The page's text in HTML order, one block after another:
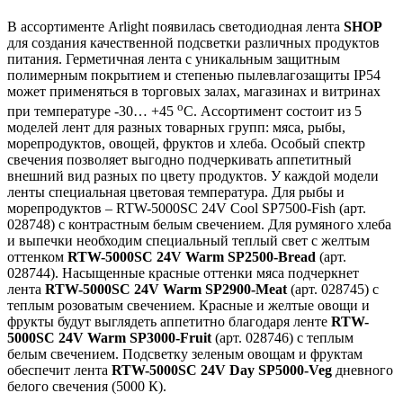
В ассортименте Arlight появилась светодиодная лента SHOP
для создания качественной подсветки различных продуктов
питания. Герметичная лента с уникальным защитным
полимерным покрытием и степенью пылевлагозащиты IP54
может применяться в торговых залах, магазинах и витринах
при температуре -30… +45 oС. Ассортимент состоит из 5
моделей лент для разных товарных групп: мяса, рыбы,
морепродуктов, овощей, фруктов и хлеба. Особый спектр
свечения позволяет выгодно подчеркивать аппетитный
внешний вид разных по цвету продуктов. У каждой модели
ленты специальная цветовая температура. Для рыбы и
морепродуктов – RTW-5000SC 24V Cool SP7500-Fish (арт.
028748) с контрастным белым свечением. Для румяного хлеба
и выпечки необходим специальный теплый свет с желтым
оттенком RTW-5000SC 24V Warm SP2500-Bread (арт.
028744). Насыщенные красные оттенки мяса подчеркнет
лента RTW-5000SC 24V Warm SP2900-Meat (арт. 028745) с
теплым розоватым свечением. Красные и желтые овощи и
фрукты будут выглядеть аппетитно благодаря ленте RTW-
5000SC 24V Warm SP3000-Fruit (арт. 028746) с теплым
белым свечением. Подсветку зеленым овощам и фруктам
обеспечит лента RTW-5000SC 24V Day SP5000-Veg дневного
белого свечения (5000 К).